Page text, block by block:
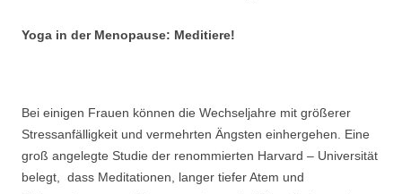
Yoga in der Menopause: Meditiere!
Bei einigen Frauen können die Wechseljahre mit größerer
Stressanfälligkeit und vermehrten Ängsten einhergehen. Eine
groß angelegte Studie der renommierten Harvard – Universität
belegt, dass Meditationen, langer tiefer Atem und